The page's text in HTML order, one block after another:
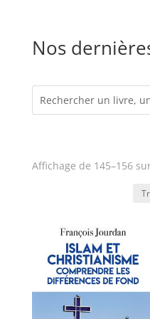
Nos
Affichage de 145–156